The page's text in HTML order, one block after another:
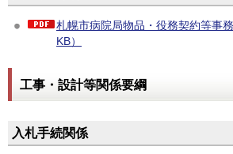
札幌市病院局物品・役務契約等事
KB）
工事・設計等関係要綱
入札手続関係